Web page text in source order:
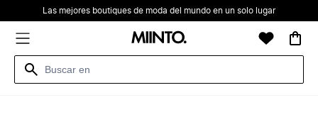
Las mejores boutiques de moda del mundo en un solo lugar